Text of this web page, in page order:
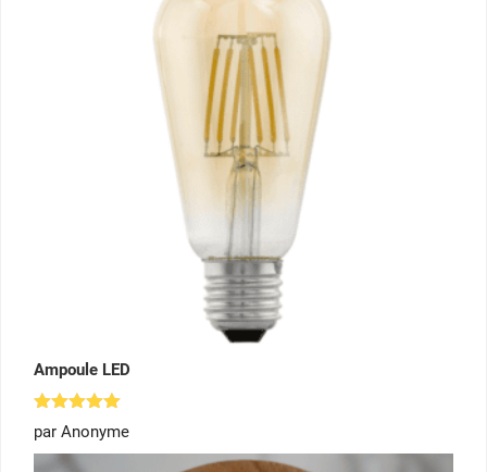
Ampoule LED
Note
sur 5
par Anonyme